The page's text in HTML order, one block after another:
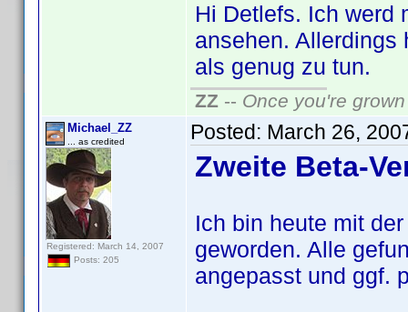
Hi Detlefs. Ich werd
ansehen. Allerdings
als genug zu tun.
ZZ -- Once you're
Michael_ZZ
... as credited
Registered: March 14, 2007
Posts: 205
Posted: March 26,
Zweite Beta-
Ich bin heute mit
geworden. Alle
angepasst und ggf.